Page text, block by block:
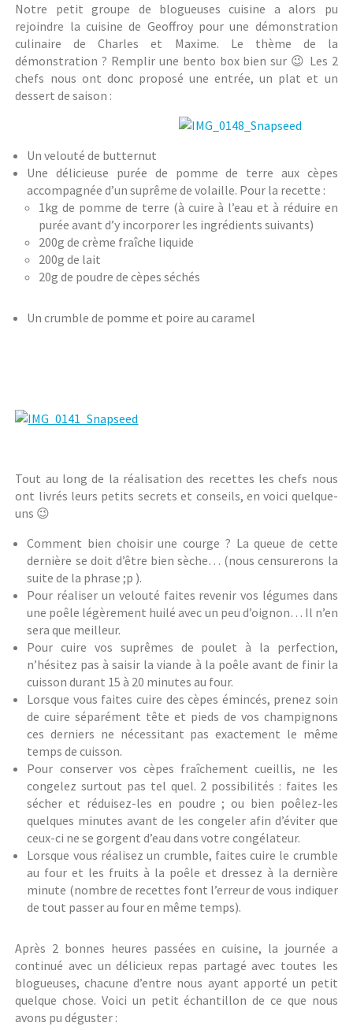
Notre petit groupe de blogueuses cuisine a alors pu
rejoindre la cuisine de Geoffroy pour une démonstration
culinaire de Charles et Maxime. Le thème de la
démonstration ? Remplir une bento box bien sur 😉 Les 2
chefs nous ont donc proposé une entrée, un plat et un
dessert de saison :
Un velouté de butternut
Une délicieuse purée de pomme de terre aux cèpes
accompagnée d’un suprême de volaille. Pour la recette :
1kg de pomme de terre (à cuire à l’eau et à réduire en
purée avant d’y incorporer les ingrédients suivants)
200g de crème fraîche liquide
200g de lait
20g de poudre de cèpes séchés
Un crumble de pomme et poire au caramel
Tout au long de la réalisation des recettes les chefs nous
ont livrés leurs petits secrets et conseils, en voici quelque-
uns 😉
Comment bien choisir une courge ? La queue de cette
dernière se doit d’être bien sèche… (nous censurerons la
suite de la phrase ;p ).
Pour réaliser un velouté faites revenir vos légumes dans
une poêle légèrement huilé avec un peu d’oignon… Il n’en
sera que meilleur.
Pour cuire vos suprêmes de poulet à la perfection,
n’hésitez pas à saisir la viande à la poêle avant de finir la
cuisson durant 15 à 20 minutes au four.
Lorsque vous faites cuire des cèpes émincés, prenez soin
de cuire séparément tête et pieds de vos champignons
ces derniers ne nécessitant pas exactement le même
temps de cuisson.
Pour conserver vos cèpes fraîchement cueillis, ne les
congelez surtout pas tel quel. 2 possibilités : faites les
sécher et réduisez-les en poudre ; ou bien poêlez-les
quelques minutes avant de les congeler afin d’éviter que
ceux-ci ne se gorgent d’eau dans votre congélateur.
Lorsque vous réalisez un crumble, faites cuire le crumble
au four et les fruits à la poêle et dressez à la dernière
minute (nombre de recettes font l’erreur de vous indiquer
de tout passer au four en même temps).
Après 2 bonnes heures passées en cuisine, la journée a
continué avec un délicieux repas partagé avec toutes les
blogueuses, chacune d’entre nous ayant apporté un petit
quelque chose. Voici un petit échantillon de ce que nous
avons pu déguster :